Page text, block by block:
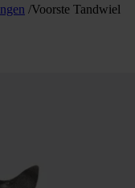
/Voorste Tandwiel